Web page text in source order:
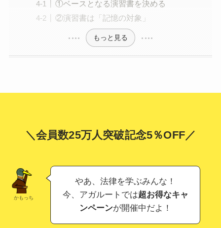
①ベースとなる演習書を決める
②演習書は「記憶の対象」
もっと見る
＼会員数25万人突破記念5％OFF／
かもっち
やあ、法律を学ぶみんな！
今、アガルートでは超お得なキャ
ンペーンが開催中だよ！